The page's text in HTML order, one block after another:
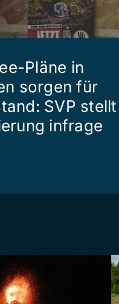
Pläne in
sorgen für
SVP stellt
infrage